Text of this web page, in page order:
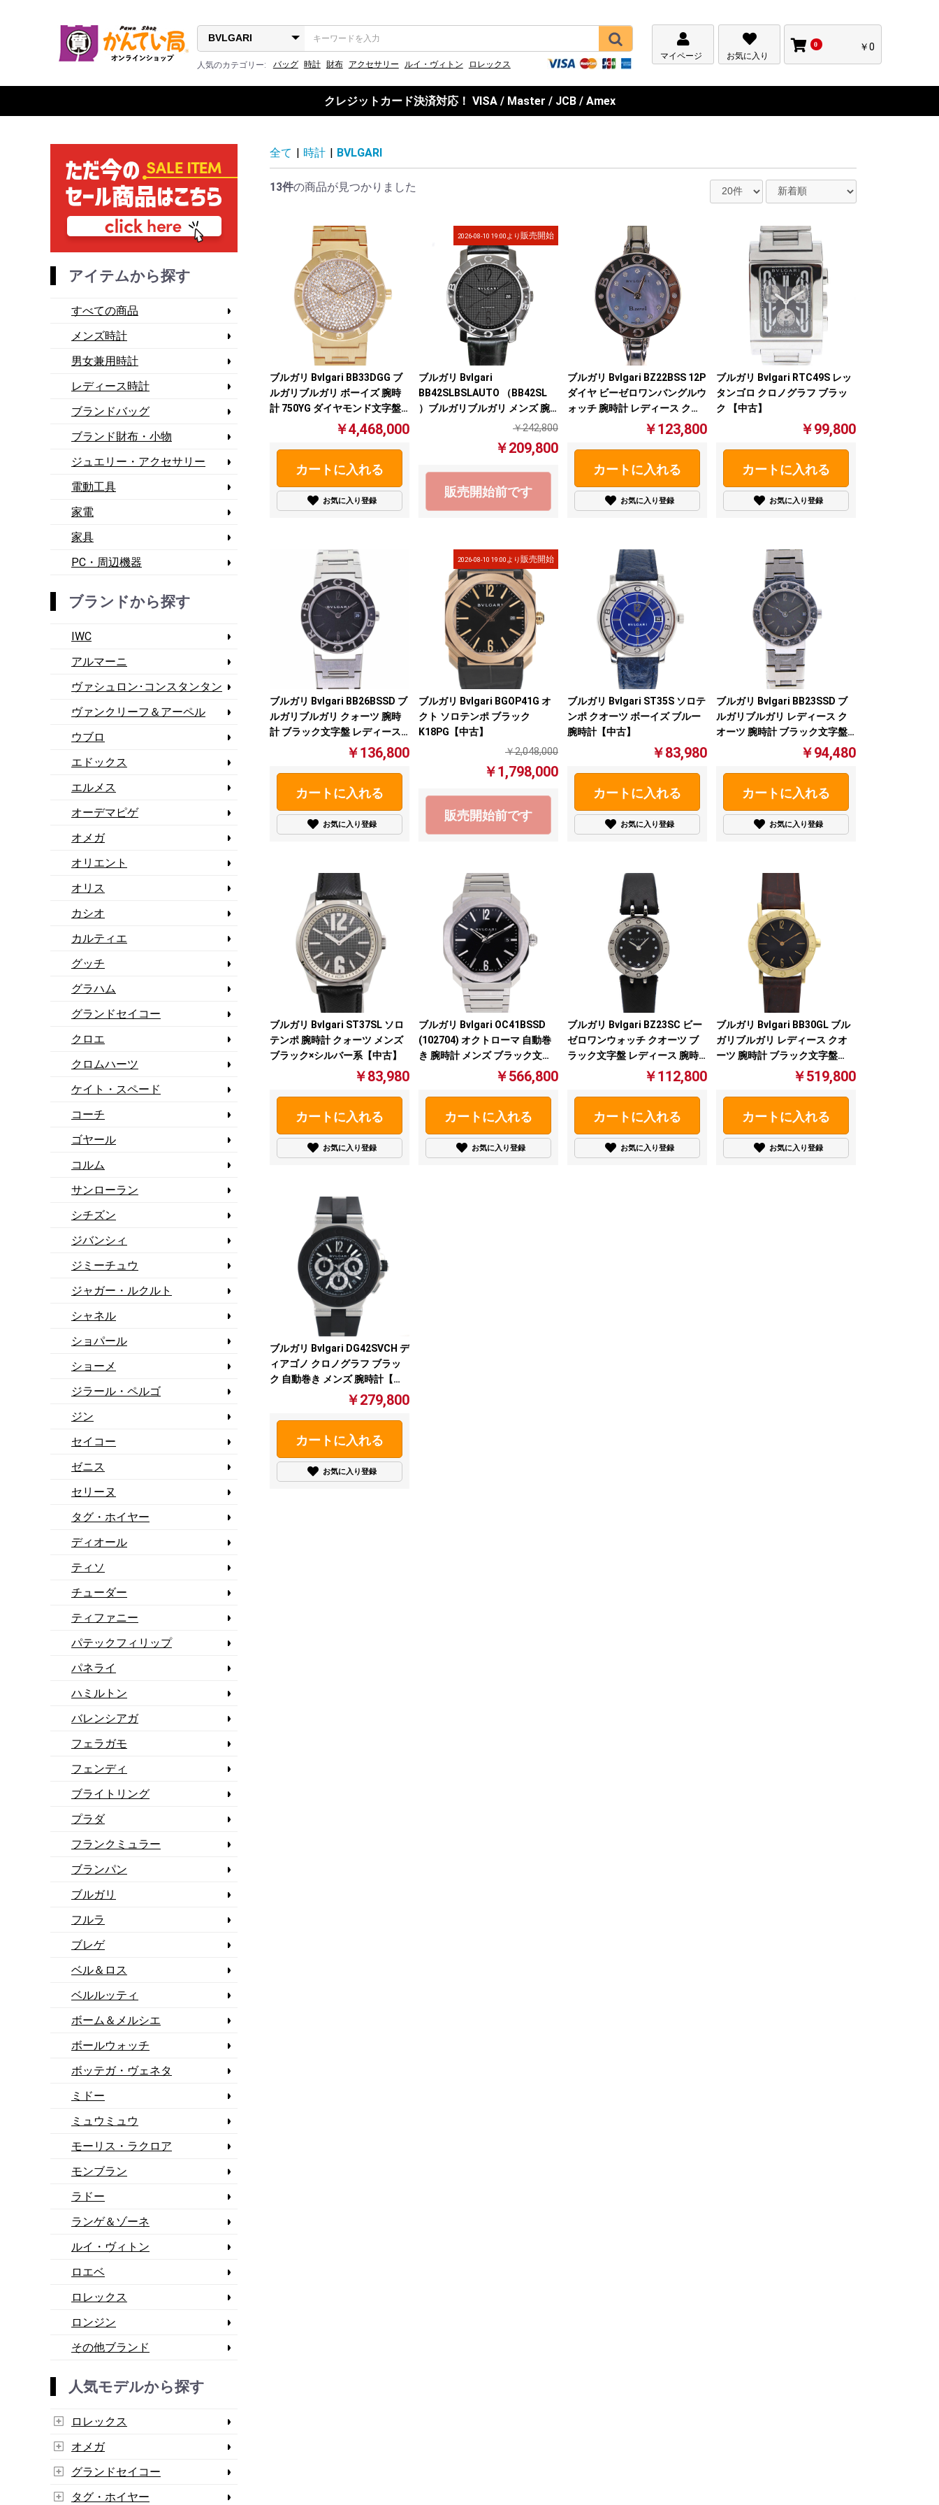
人気のカテゴリー: バッグ 時計 財布 アクセサリー ルイ・ヴィトン ロレックス
マイページ お気に入り
0 ￥0
クレジットカード決済対応！ VISA / Master / JCB / Amex
アイテムから探す
すべての商品
メンズ時計
男女兼用時計
レディース時計
ブランドバッグ
ブランド財布・小物
ジュエリー・アクセサリー
電動工具
家電
家具
PC・周辺機器
ブランドから探す
IWC
アルマーニ
ヴァシュロン･コンスタンタン
ヴァンクリーフ＆アーペル
ウブロ
エドックス
エルメス
オーデマピゲ
オメガ
オリエント
オリス
カシオ
カルティエ
グッチ
グラハム
グランドセイコー
クロエ
クロムハーツ
ケイト・スペード
コーチ
ゴヤール
コルム
サンローラン
シチズン
ジバンシィ
ジミーチュウ
ジャガー・ルクルト
シャネル
ショパール
ショーメ
ジラール・ペルゴ
ジン
セイコー
ゼニス
セリーヌ
タグ・ホイヤー
ディオール
ティソ
チューダー
ティファニー
パテックフィリップ
パネライ
ハミルトン
バレンシアガ
フェラガモ
フェンディ
ブライトリング
プラダ
フランクミュラー
ブランパン
ブルガリ
フルラ
ブレゲ
ベル＆ロス
ベルルッティ
ボーム＆メルシエ
ボールウォッチ
ボッテガ・ヴェネタ
ミドー
ミュウミュウ
モーリス・ラクロア
モンブラン
ラドー
ランゲ＆ゾーネ
ルイ・ヴィトン
ロエベ
ロレックス
ロンジン
その他ブランド
人気モデルから探す
ロレックス
オメガ
グランドセイコー
タグ・ホイヤー
全て | 時計 | BVLGARI
13件の商品が見つかりました
ブルガリ Bvlgari BB33DGG ブ
ルガリブルガリ ボーイズ 腕時
計 750YG ダイヤモンド文字盤
￥4,468,000
カートに入れる
お気に入り登録
2026-08-10 19:00より販売開始
ブルガリ Bvlgari
BB42SLBSLAUTO （BB42SL
）ブルガリブルガリ メンズ 腕
時計 自動巻 ブラック文字盤
￥242,800
￥209,800
販売開始前です
ブルガリ Bvlgari BZ22BSS 12P
ダイヤ ビーゼロワンバングルウ
ォッチ 腕時計 レディース クオ
￥123,800
カートに入れる
お気に入り登録
ブルガリ Bvlgari RTC49S レッ
タンゴロ クロノグラフ ブラッ
ク 【中古】
￥99,800
カートに入れる
お気に入り登録
ブルガリ Bvlgari BB26BSSD ブ
ルガリブルガリ クォーツ 腕時
計 ブラック文字盤 レディース
￥136,800
カートに入れる
お気に入り登録
2026-08-10 19:00より販売開始
ブルガリ Bvlgari BGOP41G オ
クト ソロテンポ ブラック
K18PG【中古】
￥2,048,000
￥1,798,000
販売開始前です
ブルガリ Bvlgari ST35S ソロテ
ンポ クオーツ ボーイズ ブルー
腕時計【中古】
￥83,980
カートに入れる
お気に入り登録
ブルガリ Bvlgari BB23SSD ブ
ルガリブルガリ レディース ク
オーツ 腕時計 ブラック文字盤
￥94,480
カートに入れる
お気に入り登録
ブルガリ Bvlgari ST37SL ソロ
テンポ 腕時計 クォーツ メンズ
ブラック×シルバー系【中古】
￥83,980
カートに入れる
お気に入り登録
ブルガリ Bvlgari OC41BSSD
(102704) オクトローマ 自動巻
き 腕時計 メンズ ブラック文字
￥566,800
カートに入れる
お気に入り登録
ブルガリ Bvlgari BZ23SC ビー
ゼロワンウォッチ クオーツ ブ
ラック文字盤 レディース 腕時
￥112,800
カートに入れる
お気に入り登録
ブルガリ Bvlgari BB30GL ブル
ガリブルガリ レディース クオ
ーツ 腕時計 ブラック文字盤
￥519,800
カートに入れる
お気に入り登録
ブルガリ Bvlgari DG42SVCH デ
ィアゴノ クロノグラフ ブラッ
ク 自動巻き メンズ 腕時計【中
￥279,800
カートに入れる
お気に入り登録